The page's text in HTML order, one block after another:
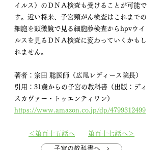
イルス）のＤＮＡ検査も受けることが可能で
す。近い将来、子宮頸がん検査はこれまでの
細胞を顕微鏡で見る細胞診検査からhpvウイ
ルスを見るＤＮＡ検査に変わっていくかもし
れません。
著者：宗田 聡医師（広尾レディース院長）
引用：31歳からの子宮の教科書（出版：ディ
スカヴァー・トゥエンティワン）
https://www.amazon.co.jp/dp/4799312499
＜第百十五話へ 第百十七話へ＞
子宮の教科書へ ›